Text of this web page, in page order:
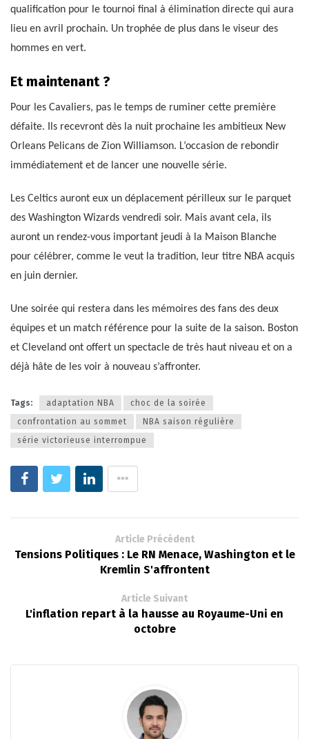
qualification pour le tournoi final à élimination directe qui aura
lieu en avril prochain. Un trophée de plus dans le viseur des
hommes en vert.
Et maintenant ?
Pour les Cavaliers, pas le temps de ruminer cette première
défaite. Ils recevront dès la nuit prochaine les ambitieux New
Orleans Pelicans de Zion Williamson. L’occasion de rebondir
immédiatement et de lancer une nouvelle série.
Les Celtics auront eux un déplacement périlleux sur le parquet
des Washington Wizards vendredi soir. Mais avant cela, ils
auront un rendez-vous important jeudi à la Maison Blanche
pour célébrer, comme le veut la tradition, leur titre NBA acquis
en juin dernier.
Une soirée qui restera dans les mémoires des fans des deux
équipes et un match référence pour la suite de la saison. Boston
et Cleveland ont offert un spectacle de très haut niveau et on a
déjà hâte de les voir à nouveau s’affronter.
Tags: adaptation NBA
choc de la soirée
confrontation au sommet
NBA saison régulière
série victorieuse interrompue
Article Précédent
Tensions Politiques : Le RN Menace, Washington et le
Kremlin S'affrontent
Article Suivant
L'inflation repart à la hausse au Royaume-Uni en
octobre